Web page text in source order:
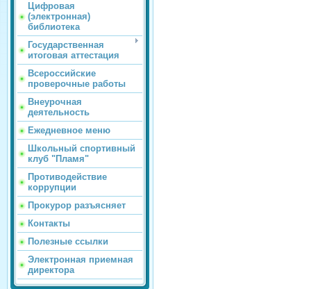
Цифровая
(электронная)
библиотека
Государственная
итоговая аттестация
Всероссийские
проверочные работы
Внеурочная
деятельность
Ежедневное меню
Школьный спортивный
клуб "Пламя"
Противодействие
коррупции
Прокурор разъясняет
Контакты
Полезные ссылки
Электронная приемная
директора